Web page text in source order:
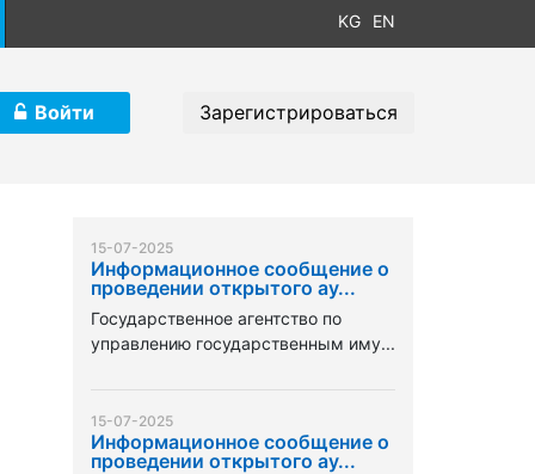
KG EN
Войти Зарегистрироваться
15-07-2025
Информационное сообщение о
проведении открытого ау...
Государственное агентство по
управлению государственным иму...
15-07-2025
Информационное сообщение о
проведении открытого ау...